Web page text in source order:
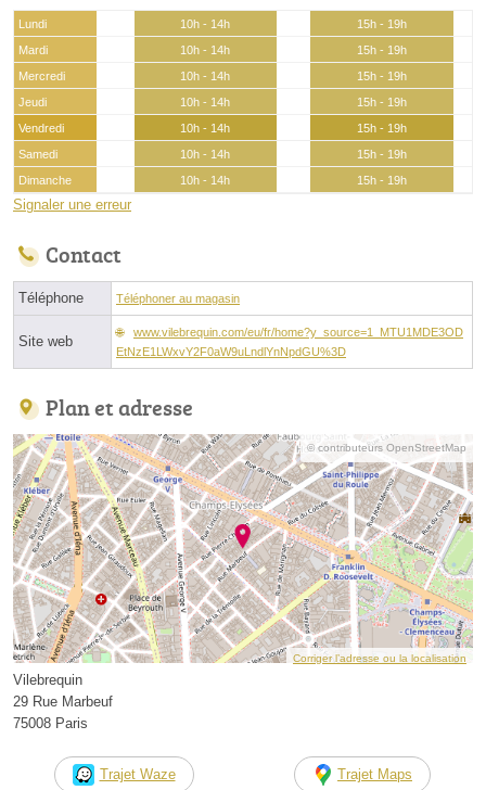
Lundi 10h - 14h
15h - 19h
Mardi
10h - 14h
15h - 19h
Mercredi
10h - 14h
15h - 19h
Jeudi
10h - 14h
15h - 19h
Vendredi
10h - 14h
15h - 19h
Samedi
10h - 14h
15h - 19h
Dimanche
10h - 14h 15h - 19h
Signaler une erreur
Contact
Téléphone Téléphoner au magasin
Site web
www.vilebrequin.com/eu/fr/home?y_source=1_MTU1MDE3OD
EtNzE1LWxvY2F0aW9uLndlYnNpdGU%3D
Plan et adresse
© contributeurs OpenStreetMap
Corriger l’adresse ou la localisation
Vilebrequin
29 Rue Marbeuf
75008 Paris
Trajet Waze Trajet Maps